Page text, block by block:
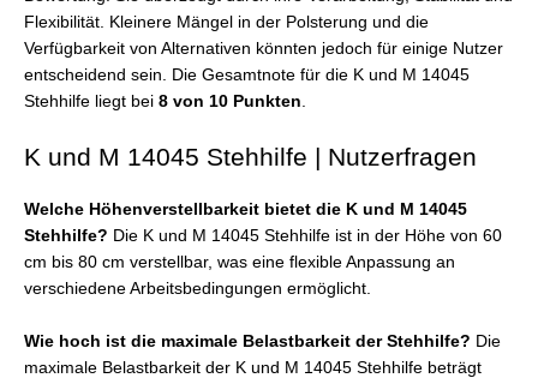
Flexibilität. Kleinere Mängel in der Polsterung und die
Verfügbarkeit von Alternativen könnten jedoch für einige Nutzer
entscheidend sein. Die Gesamtnote für die K und M 14045
Stehhilfe liegt bei 8 von 10 Punkten
K und M 14045 Stehhilfe | Nutzerfragen
Welche Höhenverstellbarkeit bietet die K und M 14045
Stehhilfe? Die K und M 14045 Stehhilfe ist in der Höhe von 60
cm bis 80 cm verstellbar, was eine flexible Anpassung an
verschiedene Arbeitsbedingungen ermöglicht.
Wie hoch ist die maximale Belastbarkeit der Stehhilfe? Die
maximale Belastbarkeit der K und M 14045 Stehhilfe beträgt